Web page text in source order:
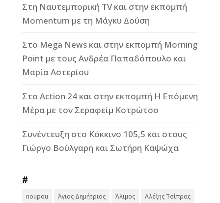
Στη Ναυτεμπορική TV και στην εκπομπή
Momentum με τη Μάγκυ Δούση
Στο Mega News και στην εκπομπή Morning
Point με τους Ανδρέα Παπαδόπουλο και
Μαρία Αστερίου
Στο Action 24 και στην εκπομπή Η Επόμενη
Μέρα με τον Σεραφείμ Κοτρώτσο
Συνέντευξη στο Κόκκινο 105,5 και στους
Γιώργο Βούλγαρη και Σωτήρη Καψώχα
#
noupou Άγιος Δημήτριος Άλιμος Αλέξης Τσίπρας